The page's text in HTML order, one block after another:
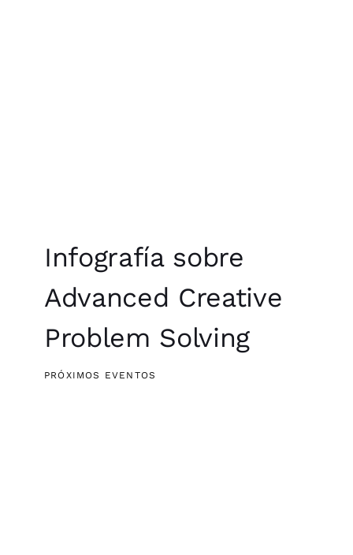
Infografía sobre
Advanced Creative
Problem Solving
PRÓXIMOS EVENTOS